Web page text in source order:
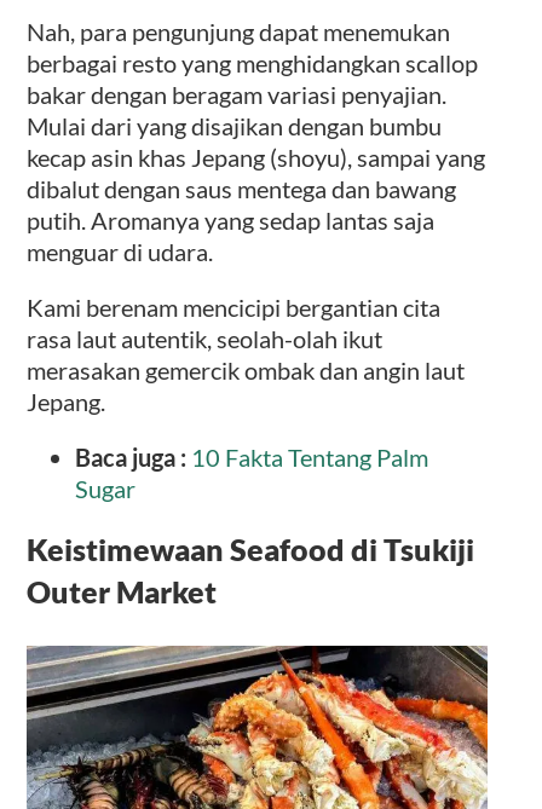
Nah, para pengunjung dapat menemukan
berbagai resto yang menghidangkan scallop
bakar dengan beragam variasi penyajian.
Mulai dari yang disajikan dengan bumbu
kecap asin khas Jepang (shoyu), sampai yang
dibalut dengan saus mentega dan bawang
putih. Aromanya yang sedap lantas saja
menguar di udara.
Kami berenam mencicipi bergantian cita
rasa laut autentik, seolah-olah ikut
merasakan gemercik ombak dan angin laut
Jepang.
Baca juga : 10 Fakta Tentang Palm
Sugar
Keistimewaan Seafood di Tsukiji
Outer Market